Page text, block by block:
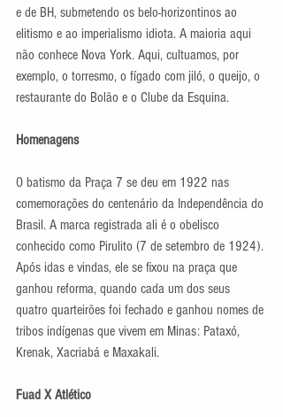
e de BH, submetendo os belo-horizontinos ao
elitismo e ao imperialismo idiota. A maioria aqui
não conhece Nova York. Aqui, cultuamos, por
exemplo, o torresmo, o fígado com jiló, o queijo, o
restaurante do Bolão e o Clube da Esquina.
Homenagens
O batismo da Praça 7 se deu em 1922 nas
comemorações do centenário da Independência do
Brasil. A marca registrada ali é o obelisco
conhecido como Pirulito (7 de setembro de 1924).
Após idas e vindas, ele se fixou na praça que
ganhou reforma, quando cada um dos seus
quatro quarteirões foi fechado e ganhou nomes de
tribos indígenas que vivem em Minas: Pataxó,
Krenak, Xacriabá e Maxakali.
Fuad X Atlético